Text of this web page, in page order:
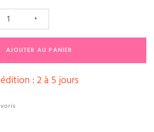
+
AJOUTER AU PANIER
: 2 à 5 jours